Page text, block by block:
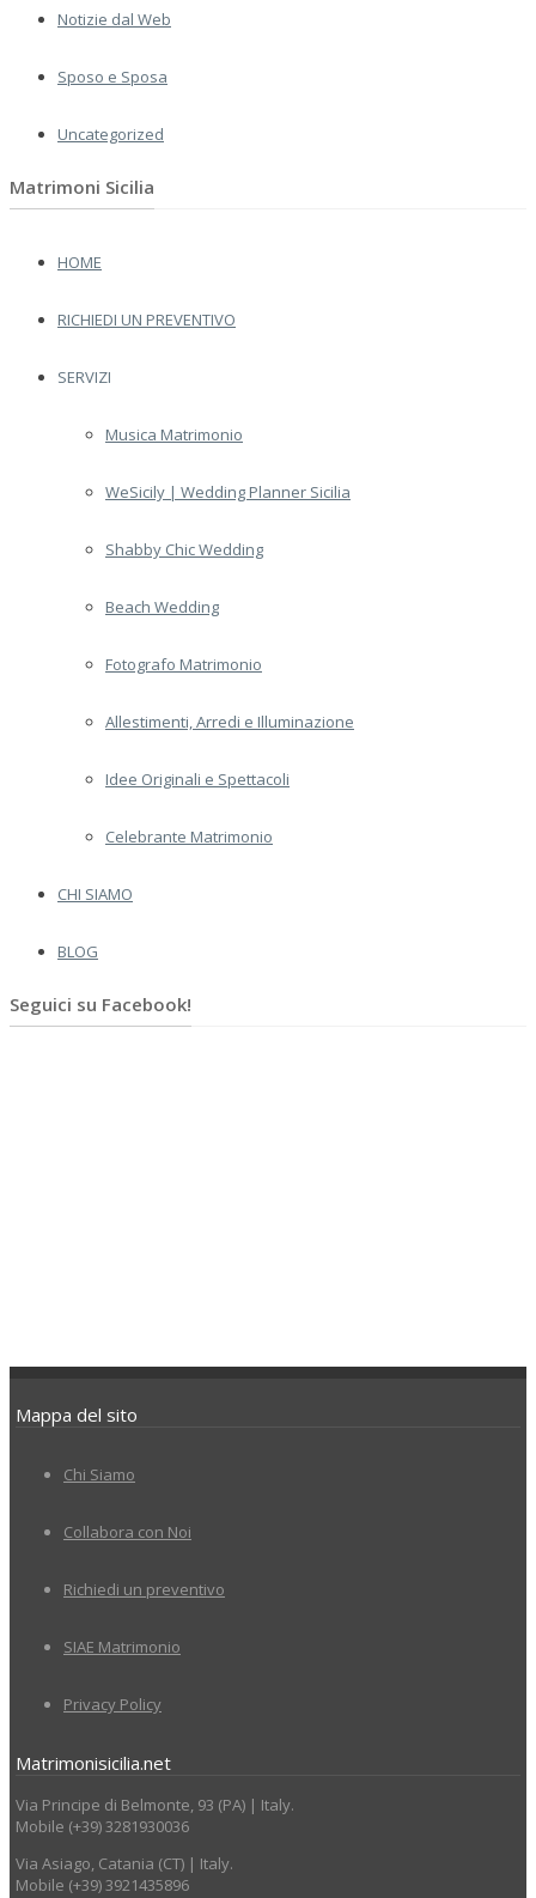
Notizie dal Web
Sposo e Sposa
Uncategorized
Matrimoni Sicilia
HOME
RICHIEDI UN PREVENTIVO
SERVIZI
Musica Matrimonio
WeSicily | Wedding Planner Sicilia
Shabby Chic Wedding
Beach Wedding
Fotografo Matrimonio
Allestimenti, Arredi e Illuminazione
Idee Originali e Spettacoli
Celebrante Matrimonio
CHI SIAMO
BLOG
Seguici su Facebook!
Mappa del sito
Chi Siamo
Collabora con Noi
Richiedi un preventivo
SIAE Matrimonio
Privacy Policy
Matrimonisicilia.net
Via Principe di Belmonte, 93 (PA) | Italy.
Mobile (+39) 3281930036
Via Asiago, Catania (CT) | Italy.
Mobile (+39) 3921435896